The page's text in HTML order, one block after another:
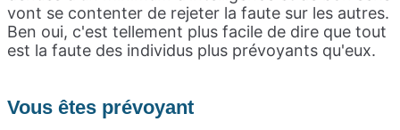
vont se contenter de rejeter la faute sur les autres.
Ben oui, c'est tellement plus facile de dire que tout
est la faute des individus plus prévoyants qu'eux.
Vous êtes prévoyant